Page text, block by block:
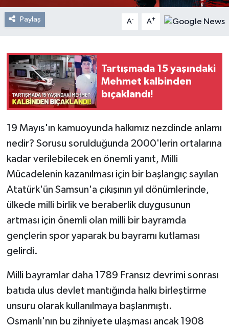
Paylaş A- A+
Tartışmada 15 yaşındaki
Mehmet kalbinden
bıçaklandı!
19 Mayıs'ın kamuoyunda halkımız nezdinde anlamı
nedir? Sorusu sorulduğunda 2000'lerin ortalarına
kadar verilebilecek en önemli yanıt, Milli
Mücadelenin kazanılması için bir başlangıç sayılan
Atatürk'ün Samsun'a çıkışının yıl dönümlerinde,
ülkede milli birlik ve beraberlik duygusunun
artması için önemli olan milli bir bayramda
gençlerin spor yaparak bu bayramı kutlaması
gelirdi.
Milli bayramlar daha 1789 Fransız devrimi sonrası
batıda ulus devlet mantığında halkı birleştirme
unsuru olarak kullanılmaya başlanmıştı.
Osmanlı'nın bu zihniyete ulaşması ancak 1908